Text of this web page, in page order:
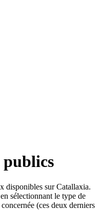
publics
disponibles sur Catallaxia.
sélectionnant le type de
(ces deux derniers